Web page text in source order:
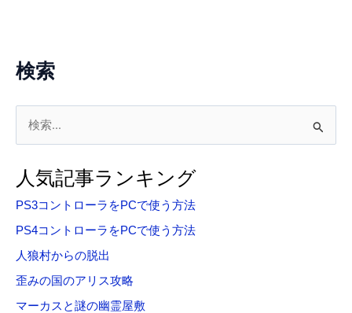
検索
象
:
人気記事ランキング
PS3コントローラをPCで使う方法
PS4コントローラをPCで使う方法
人狼村からの脱出
歪みの国のアリス攻略
マーカスと謎の幽霊屋敷